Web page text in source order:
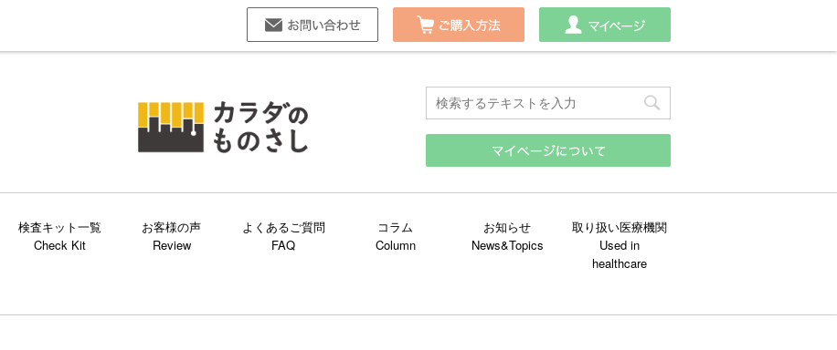
お問い合わせ ご購入方法 マイページ
検査キット一覧 お客様の声 よくあるご質問 コラム お知らせ 取り扱い医療機関